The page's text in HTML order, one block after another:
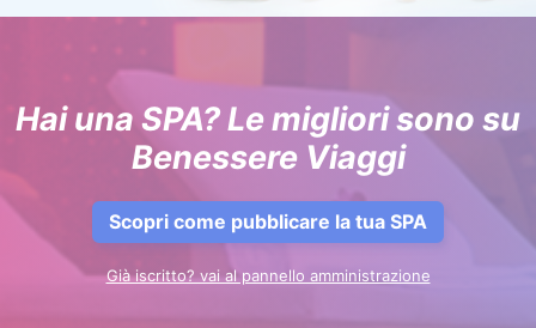
Hai una SPA? Le migliori sono su
Benessere Viaggi
Scopri come pubblicare la tua SPA
Già iscritto? vai al pannello amministrazione